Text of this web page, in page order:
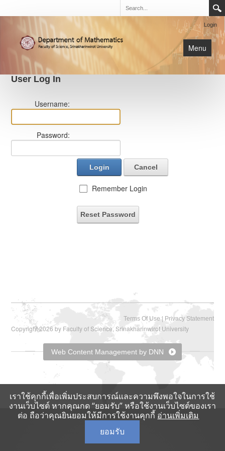
Login
Menu
User Log In
Username:
Password:
Login Cancel
Remember Login
Reset Password
Terms Of Use | Privacy Statement
Copyright 2026 by Faculty of Science, Srinakharinwirot University
Web Content Management by DNN
เราใช้คุกกี้เพื่อเพิ่มประสบการณ์และความพึงพอใจในการใช้
งานเว็บไซต์ หากคุณกด “ยอมรับ” หรือใช้งานเว็บไซต์ของเรา
ต่อ ถือว่าคุณยินยอมให้มีการใช้งานคุกกี้ อ่านเพิ่มเติม
ยอมรับ